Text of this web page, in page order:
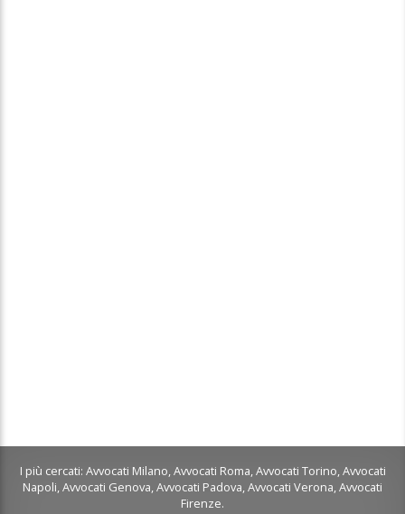
I più cercati: Avvocati Milano,Avvocati Roma,Avvocati Torino,Avvocati
Napoli,Avvocati Genova,Avvocati Padova,Avvocati Verona,Avvocati
Firenze.